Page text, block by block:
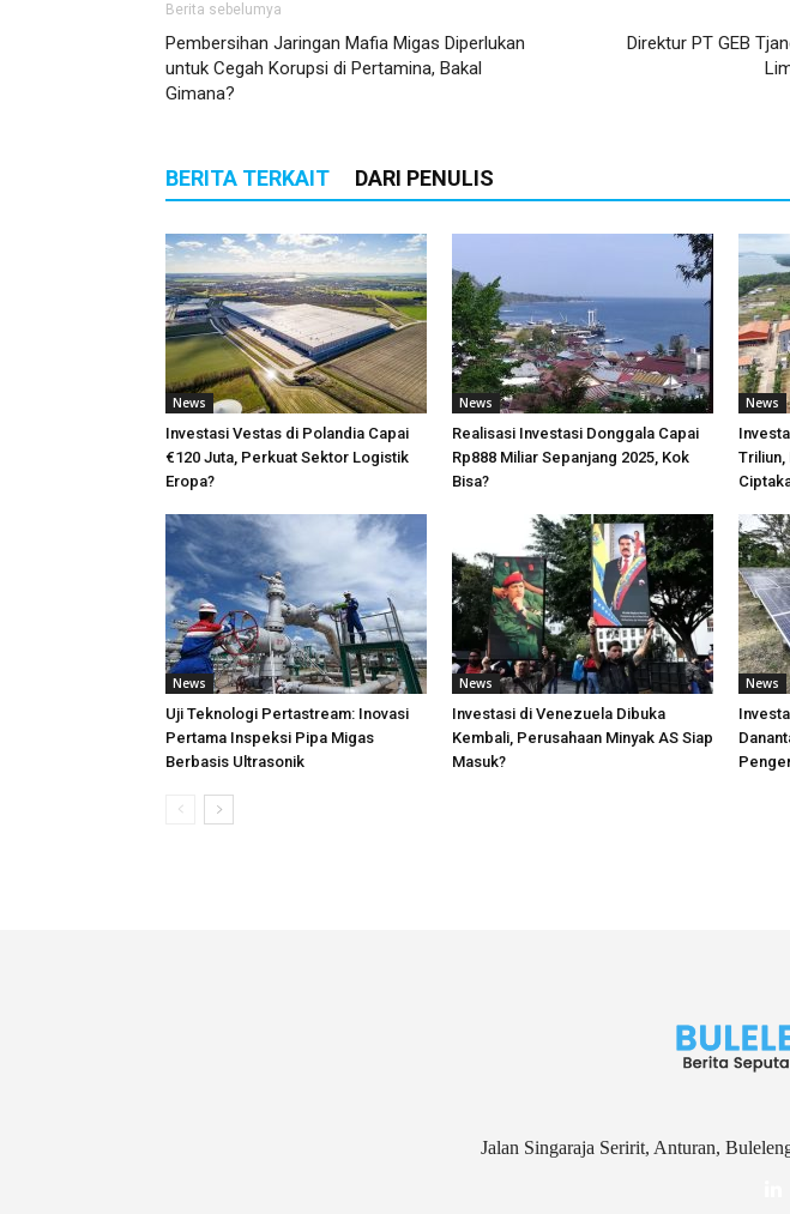
Berita sebelumya
Pembersihan Jaringan Mafia Migas Diperlukan
untuk Cegah Korupsi di Pertamina, Bakal
Gimana?
Direktur PT GEB
BERITA TERKAIT DARI PENULIS
News
Investasi Vestas di Polandia Capai
€120 Juta, Perkuat Sektor Logistik
Eropa?
News
Realisasi Investasi Donggala Capai
Rp888 Miliar Sepanjang 2025, Kok
Bisa?
News
Triliun,
News
Uji Teknologi Pertastream: Inovasi
Pertama Inspeksi Pipa Migas
Berbasis Ultrasonik
News
Investasi di Venezuela Dibuka
Kembali, Perusahaan Minyak AS Siap
Masuk?
News
Jalan Singaraja Seririt, Anturan,